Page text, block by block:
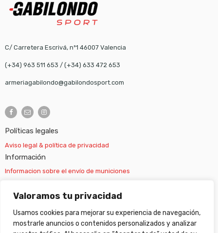
Valoramos tu privacidad
Usamos cookies para mejorar su experiencia de navegación,
mostrarle anuncios o contenidos personalizados y analizar
C/ Carretera Escrivá, nº1 46007 Valencia
(+34) 963 511 653 / (+34) 633 472 653
armeriagabilondo@gabilondosport.com
Políticas legales
Aviso legal & política de privacidad
Información
Informacion sobre el envío de municiones
Información sobre el envío de armas
Cambios y devoluciones